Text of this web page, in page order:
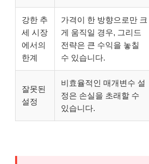
강한 추
세 시장
에서의
한계
가격이 한 방향으로만 크
게 움직일 경우, 그리드
전략은 큰 수익을 놓칠
수 있습니다.
잘못된
설정
비효율적인 매개변수 설
정은 손실을 초래할 수
있습니다.